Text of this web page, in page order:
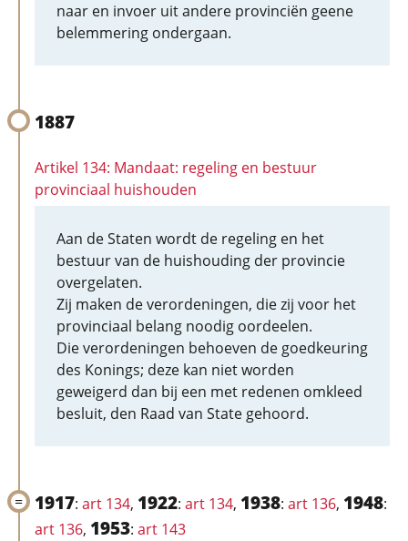
naar en invoer uit andere provinciën geene
belemmering ondergaan.
1887
Artikel 134: Mandaat: regeling en bestuur
provinciaal huishouden
Aan de Staten wordt de regeling en het
bestuur van de huishouding der provincie
overgelaten.
Zij maken de verordeningen, die zij voor het
provinciaal belang noodig oordeelen.
Die verordeningen behoeven de goedkeuring
des Konings; deze kan niet worden
geweigerd dan bij een met redenen omkleed
besluit, den Raad van State gehoord.
1917: art 134, 1922: art 134, 1938: art 136, 1948:
art 136, 1953: art 143